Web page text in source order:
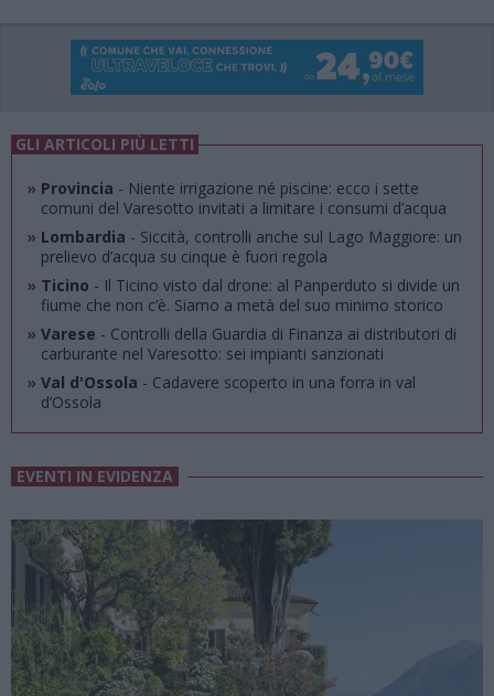
GLI ARTICOLI PIÙ LETTI
» Provincia - Niente irrigazione né piscine: ecco i sette
comuni del Varesotto invitati a limitare i consumi d’acqua
» Lombardia - Siccità, controlli anche sul Lago Maggiore: un
prelievo d’acqua su cinque è fuori regola
» Ticino - Il Ticino visto dal drone: al Panperduto si divide un
fiume che non c’è. Siamo a metà del suo minimo storico
» Varese - Controlli della Guardia di Finanza ai distributori di
carburante nel Varesotto: sei impianti sanzionati
» Val d'Ossola - Cadavere scoperto in una forra in val
d’Ossola
EVENTI IN EVIDENZA